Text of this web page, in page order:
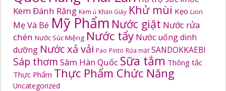
Kem Đánh Răng Kem ủ Khăn Giấy Khử mùi Kẹo Lion
Mẹ Và Bé Mỹ Phẩm Nước giặt Nước rửa
chén Nước Súc Miệng Nước tẩy Nước uống dinh
dưỡng Nước xả vải Pao Pinto Rửa mặt SANDOKKAEBI
Sáp thơm Sâm Hàn Quốc Sữa tắm Thông tắc
Thực Phẩm Thực Phẩm Chức Năng
Uncategorized